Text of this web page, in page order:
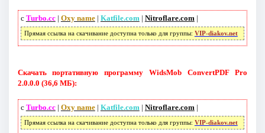
с Turbo.cc| Oxy name| Katfile.com | Nitroflare.com |
Прямая ссылка на скачивание доступна только для группы: VIP-diakov.net
Скачать портативную программу WidsMob ConvertPDF Pro
2.0.0.0 (36,6 МБ):
с Turbo.cc| Oxy name| Katfile.com | Nitroflare.com |
Прямая ссылка на скачивание доступна только для группы: VIP-diakov.net